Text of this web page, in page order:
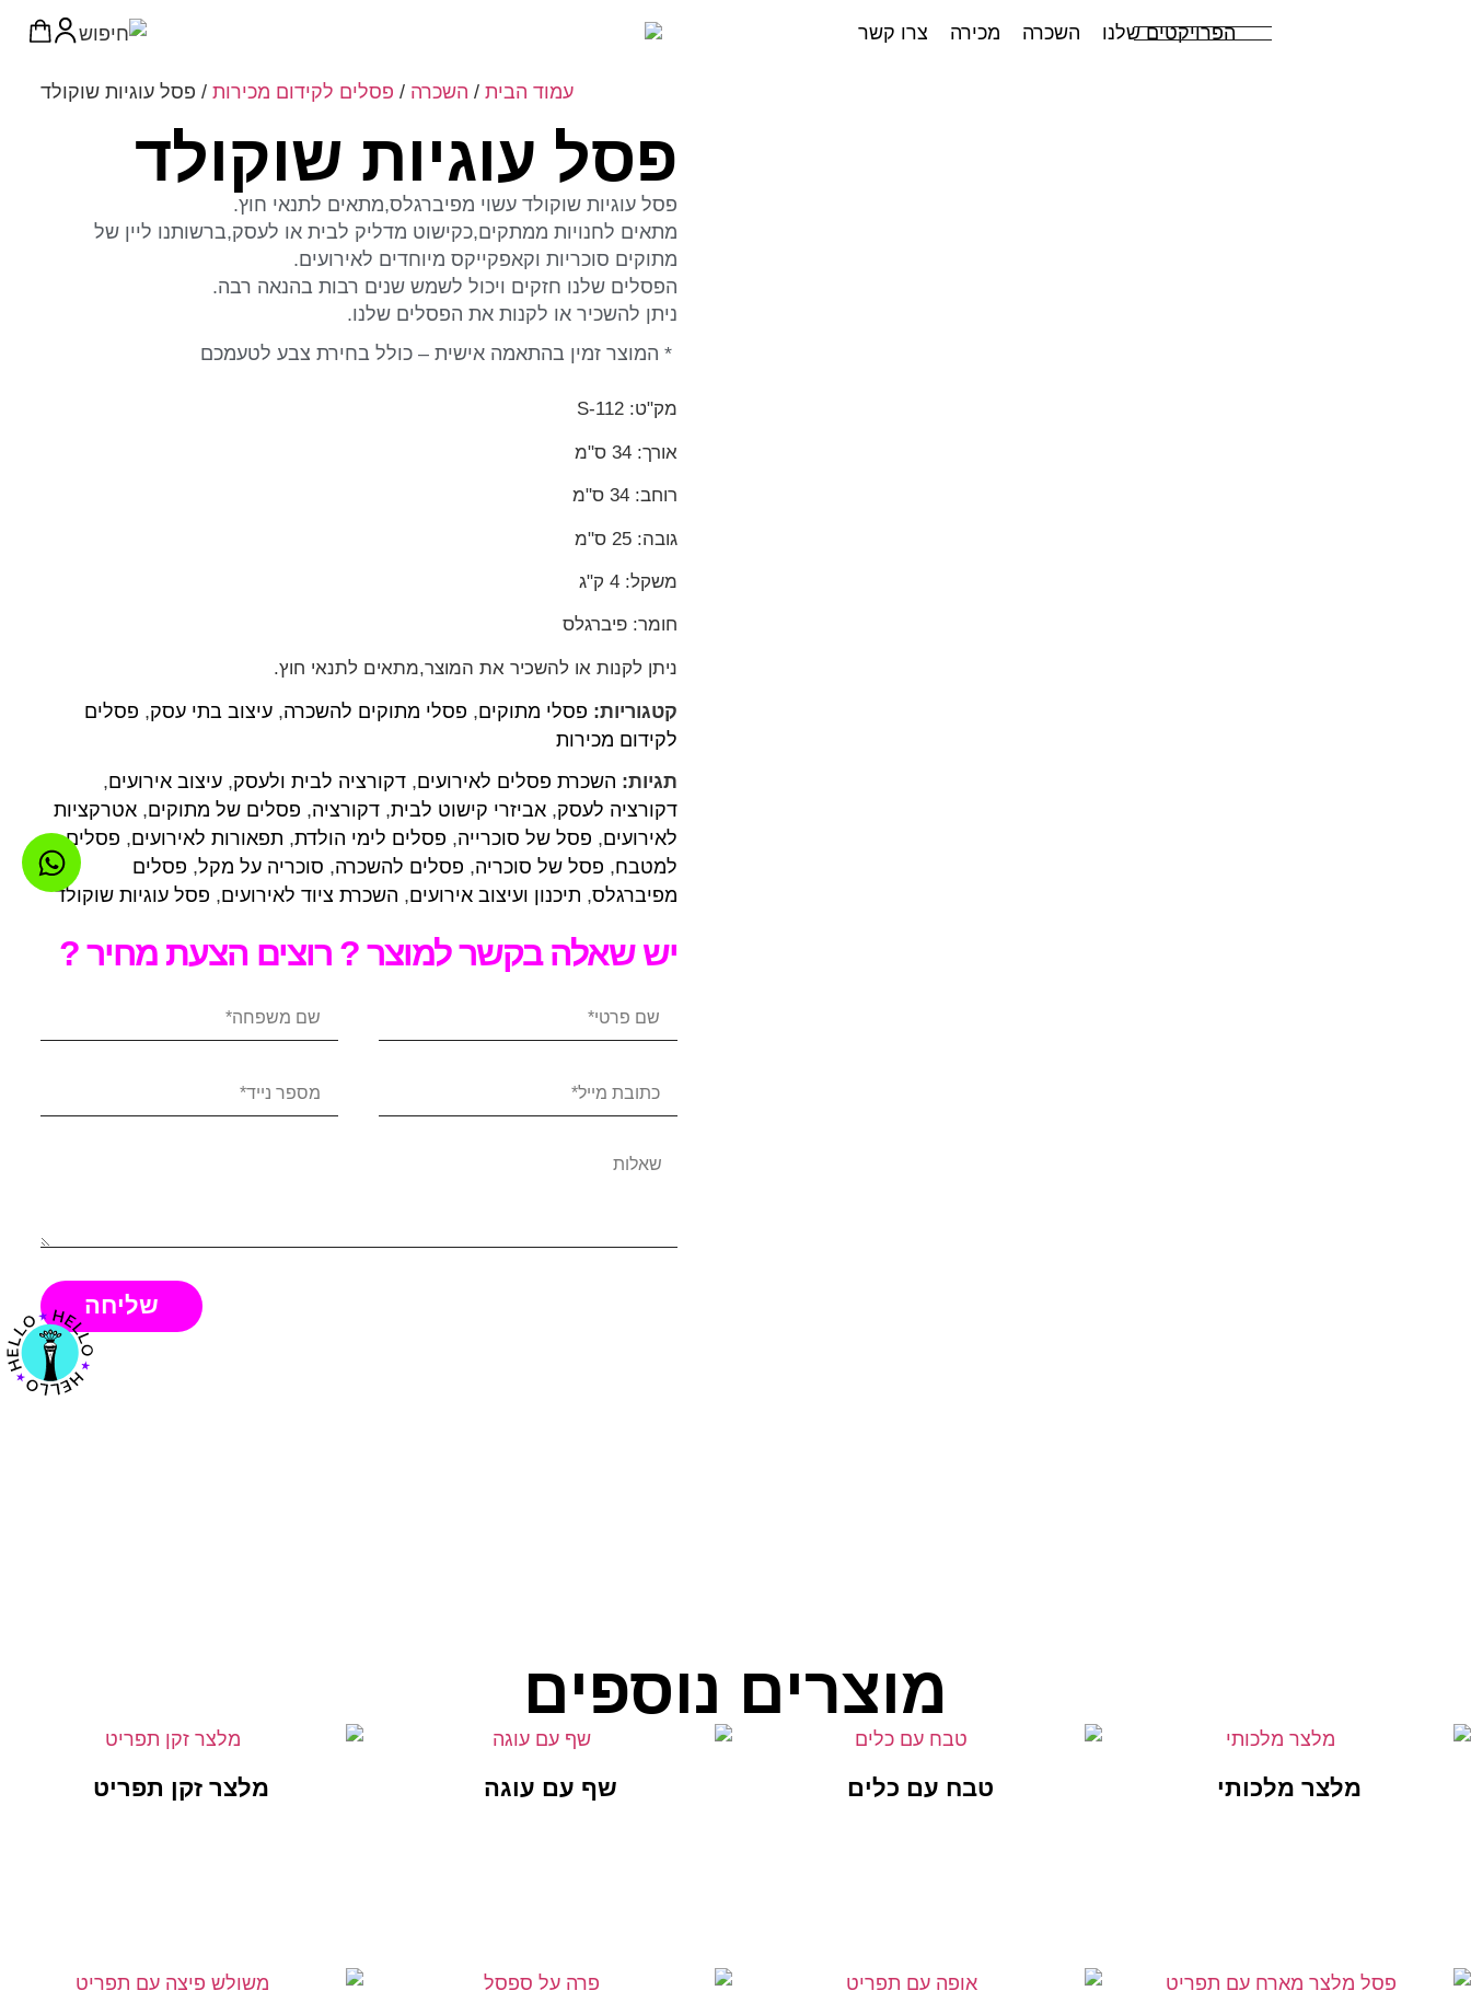
הפרויקטים שלנו השכרה מכירה צרו קשר
עמוד הבית / השכרה / פסלים לקידום מכירות / פסל עוגיות שוקולד
פסל עוגיות שוקולד
פסל עוגיות שוקולד עשוי מפיברגלס,מתאים לתנאי חוץ.
מתאים לחנויות ממתקים,כקישוט מדליק לבית או לעסק,ברשותנו ליין של
מתוקים סוכריות וקאפקייקס מיוחדים לאירועים.
הפסלים שלנו חזקים ויכול לשמש שנים רבות בהנאה רבה.
ניתן להשכיר או לקנות את הפסלים שלנו.
* המוצר זמין בהתאמה אישית – כולל בחירת צבע לטעמכם
מק"ט: S-112
אורך: 34 ס"מ
רוחב: 34 ס"מ
גובה: 25 ס"מ
משקל: 4 ק"ג
חומר: פיברגלס
ניתן לקנות או להשכיר את המוצר,מתאים לתנאי חוץ.
קטגוריות: פסלי מתוקים, פסלי מתוקים להשכרה, עיצוב בתי עסק, פסלים
לקידום מכירות
תגיות: השכרת פסלים לאירועים, דקורציה לבית ולעסק, עיצוב אירועים,
דקורציה לעסק, אביזרי קישוט לבית, דקורציה, פסלים של מתוקים, אטרקציות
לאירועים, פסל של סוכרייה, פסלים לימי הולדת, תפאורות לאירועים, פסלים
למטבח, פסל של סוכריה, פסלים להשכרה, סוכריה על מקל, פסלים
מפיברגלס, תיכנון ועיצוב אירועים, השכרת ציוד לאירועים, פסל עוגיות שוקולד
יש שאלה בקשר למוצר ? רוצים הצעת מחיר ?
שליחה
מוצרים נוספים
מלצר מלכותי טבח עם כלים שף עם עוגה מלצר זקן תפריט